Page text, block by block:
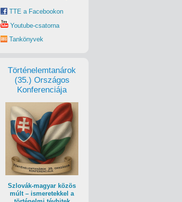
TTE a Facebookon
Youtube-csatorna
Tankönyvek
Történelemtanárok
(35.) Országos
Konferenciája
Szlovák-magyar közös
múlt – ismeretekkel a